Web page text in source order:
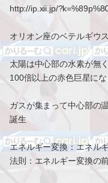
http://ip.xii.jp/
オリオン座のベテルギウ
太陽は中心部の水素が無
100倍以上の赤色巨星にな
ガスが集まって中心部の
誕生
エネルギー変換：エネル
法則：エネルギー変換の